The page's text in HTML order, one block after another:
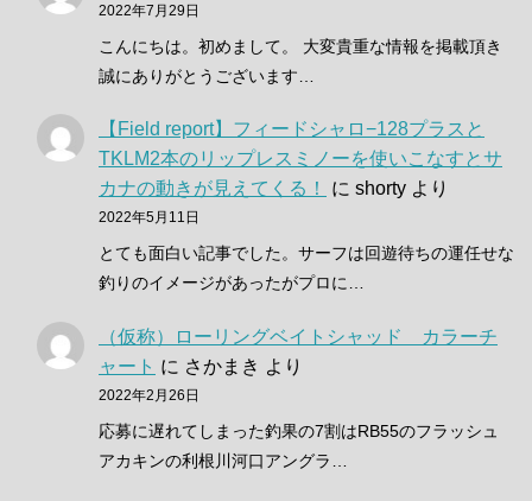
2022年7月29日
こんにちは。初めまして。 大変貴重な情報を掲載頂き
誠にありがとうございます…
【Field report】フィードシャロ−128プラスと
TKLM2本のリップレスミノーを使いこなすとサ
カナの動きが見えてくる！
に shorty より
2022年5月11日
とても面白い記事でした。サーフは回遊待ちの運任せな
釣りのイメージがあったがプロに…
（仮称）ローリングベイトシャッド カラーチ
ャート に さかまき より
2022年2月26日
応募に遅れてしまった釣果の7割はRB55のフラッシュ
アカキンの利根川河口アングラ…